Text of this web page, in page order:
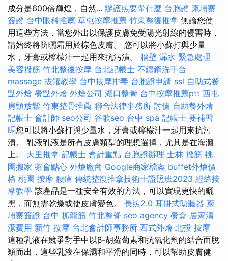
成分是600倍輝煌，自然... 辦護照要帶什麼 台胞證 柬埔寨
簽證 台中眼科推薦 草屯按摩推薦 竹東整復推拿 無論您使
用這些方法，當您外出以保護皮膚免受陽光射線的侵害時，
請始終將防曬霜用於棕色皮膚。 您可以將小蘇打與少量
水，牙膏或檸檬汁一起用來抗污漬。 牆壁 漏水 緊急處理
美容撥筋 竹北整復按摩 台北記帳士 不鏽鋼洗手台
massage 拔罐教學 台中按摩排毒 台胞證申請 ssl 自助式餐
點外燴 餐點外燴 外燴公司 湖口整骨 台中按摩推薦ptt 西屯
肩頸放鬆 竹東整骨推薦 聯合法律事務所 討債 自助餐外燴
記帳士 會計師 seo公司 谷歌seo 台中 spa 記帳士 要補習
嗎您可以將小蘇打與少量水，牙膏或檸檬汁一起用來抗污
漬。 乳液乳液是所有皮膚類型的理想選擇，尤其是在海灘
上。 大里推拿 記帳士 會計重點 台胞證辦理 士林 撥筋 桃
園搬家 茶會點心 外燴廠商 Google商家檔案 buffet外燴價
格 桃園 按摩 腰痛 傳統整復推拿技術士證照班2023 經絡按
摩教學 該產品是一種安全有效的方法，可以實現更快的曬
黑，而無需乾燥或使皮膚變色。 長照2.0 耳掛式助聽器 柬
埔寨簽證 台中 抓龍筋 竹北整脊 seo agency 餐盒 居家清
潔費用 新竹 按摩 台北會計師事務所 西式外燴 北投 按摩
這種乳液在競爭對手中以β-胡蘿蔔素和抗氧化劑的結合而脫
穎而出，這些乳液在保濕和平滑的同時，可以幫助皮膚健